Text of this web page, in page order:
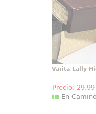
Varita Lally
Precio: 29,99
En Camino